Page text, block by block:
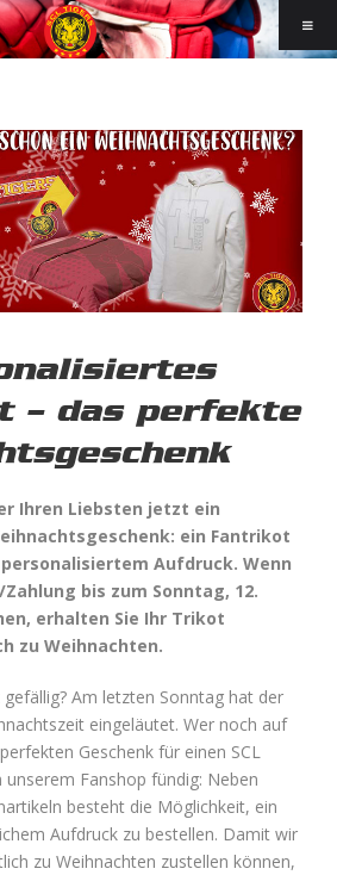
– das perfekte
Ihren Liebsten jetzt ein
ein Fantrikot
Aufdruck. Wenn
bis zum Sonntag, 12.
erhalten Sie Ihr Trikot
zu Weihnachten.
Am letzten Sonntag hat der
eingeläutet. Wer noch auf
Geschenk für einen SCL
unserem Fanshop fündig: Neben
besteht die Möglichkeit, ein
Aufdruck zu bestellen. Damit wir
zu Weihnachten zustellen können,